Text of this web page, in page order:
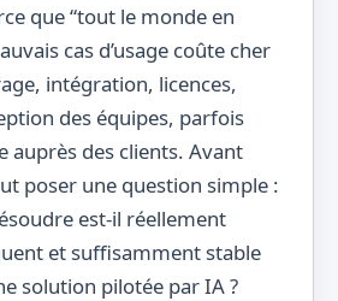
que “tout le monde en
cas d’usage coûte cher
intégration, licences,
des équipes, parfois
auprès des clients. Avant
poser une question simple :
est-il réellement
et suffisamment stable
solution pilotée par IA ?